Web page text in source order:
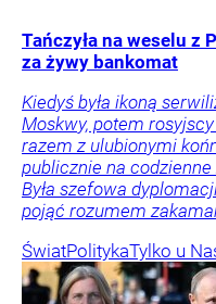
Tańczyła na weselu z
za żywy bankomat
Kiedyś była ikoną
Moskwy, potem
razem z ulubionymi
publicznie na
Była szefowa
pojąć rozumem
ŚwiatPolitykaTylko u